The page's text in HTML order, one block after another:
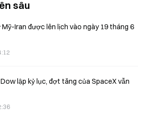
sâu
Mỹ-Iran được lên lịch vào ngày 19 tháng 6
lập kỷ lục, đợt tăng của SpaceX vẫn